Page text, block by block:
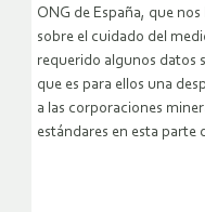
ONG de España, que
sobre el cuidado del
requerido algunos datos
que es para ellos una
a las corporaciones
estándares en esta parte